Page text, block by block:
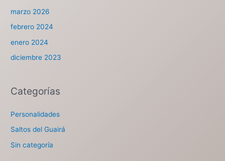
marzo 2026
febrero 2024
enero 2024
diciembre 2023
Categorías
Personalidades
Saltos del Guairá
Sin categoría